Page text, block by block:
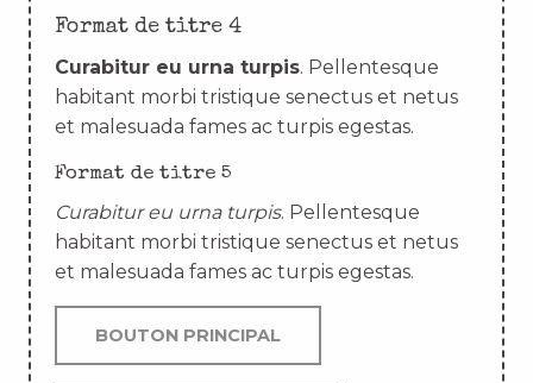
Format de titre 4
Curabitur eu urna turpis. Pellentesque
habitant morbi tristique senectus et netus
et malesuada fames ac turpis egestas.
Format de titre 5
Curabitur eu urna turpis. Pellentesque
habitant morbi tristique senectus et netus
et malesuada fames ac turpis egestas.
BOUTON PRINCIPAL